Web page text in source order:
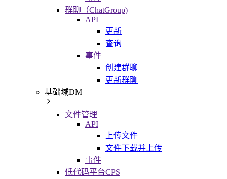
群聊（ChatGroup)
API
更新
查询
事件
创建群聊
更新群聊
基础域DM
文件管理
API
上传文件
文件下载并上传
事件
低代码平台CPS